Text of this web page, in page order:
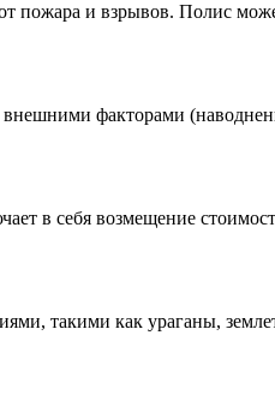
и взрывов. Полис
факторами
в себя возмещение
такими как ураганы,